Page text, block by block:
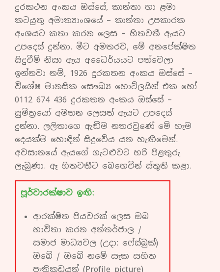
දුරකථන අංකය ඔස්සේ, කාන්තා හා ළමා
කටයුතු අමාත්‍යාංශයේ – කාන්තා උපකාරක
අංශයට කතා කරන ලෙස – හිතවතී ඇයට
උපදෙස් දුන්නා. මීට අමතරව, මේ අනපේක්ෂිත
සිදුවීම් නිසා ඇය අධෛර්යයට පත්වෙලා
ඉන්නවා නම්, 1926 දුරකතන අංකය ඔස්සේ –
විශේෂ මානසික සෞඛ්‍ය හොට්ලයින් එක හෝ
0112 674 436 දුරකතන අංකය ඔස්සේ –
සුමිත්‍රයෝ අමතන ලෙසත් ඇයට උපදෙස්
දුන්නා. ලලිතාගෙ ඇඬීම නතරවුණේ මේ හැම
දෙයක්ම හොඳින් සිදුවේය යන හැඟීමෙන්.
අවසානයේ ඇයගේ ගැටළුවට හරි පිළතුරු
ලැබුණා. ඈ හිතවතීට බෙහෙවින් ස්තූති කළා.
පූර්වාරක්ෂාව ඉඟි:
ආරක්ෂිත පියවරක් ලෙස ඔබ
භාවිතා කරන අන්තර්ජාල /
සමාජ මාධ්‍යවල (උදා: ෆේස්බුක්)
ඔබේ / ඔබේ නමේ සැක සහිත
පැතිකඩයන් (Profile picture)